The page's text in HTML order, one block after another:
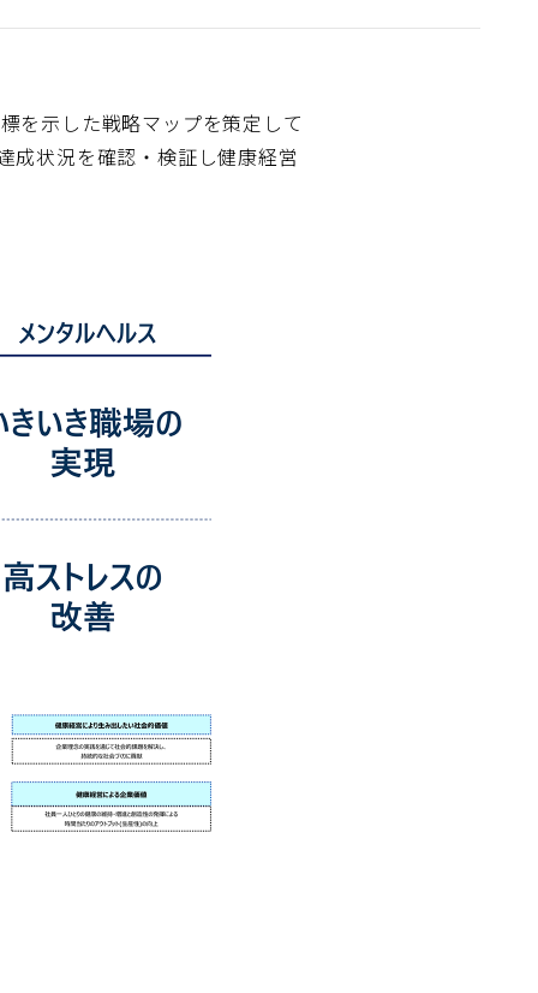
を示した戦略マップを策定して
成状況を確認・検証し健康経営